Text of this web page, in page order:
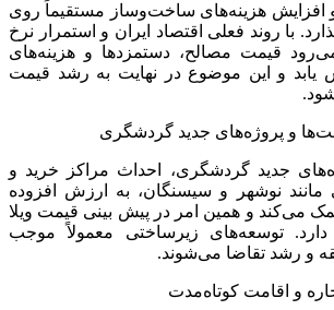
هزینه‌های ساخت‌وساز مستقیماً روی
با روند فعلی اقتصاد ایران و استمرار نرخ
می‌رود قیمت مصالح، دستمزدها و هزینه‌های
یابد و این موضوع در نهایت به رشد قیمت
و پروژه‌های جدید گردشگری
جدید گردشگری، احداث مراکز خرید و
مانند نوشهر و سیسنگان، به ارزش افزوده
می‌کند و همین امر در پیش بینی قیمت ویلا
توسعه‌های زیرساختی معمولاً موجب
و رشد تقاضا می‌شوند.
و اقامت کوتاه‌مدت